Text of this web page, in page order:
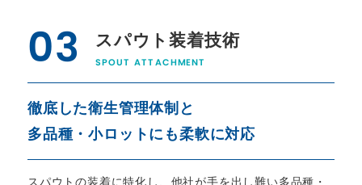
03 スパウト装着技術
SPOUT ATTACHMENT
徹底した衛生管理体制と
多品種・小ロットにも柔軟に対応
スパウトの装着に特化し、他社が手を出し難い多品種・